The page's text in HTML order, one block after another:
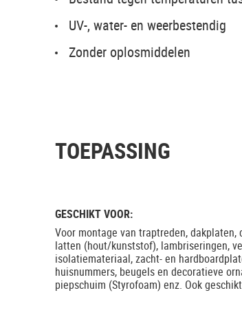
UV-, water- en weerbestendig
Zonder oplosmiddelen
TOEPASSING
GESCHIKT VOOR:
Voor montage van traptreden,
latten (hout/kunststof), lambriseringen,
isolatiemateriaal, zacht- en
huisnummers, beugels en decoratieve
piepschuim (Styrofoam) enz. Ook